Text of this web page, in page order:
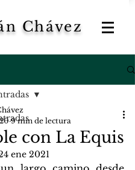
Chávez
con La Equis
9 min de lectura
ene 2021